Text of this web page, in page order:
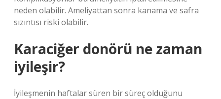
neden olabilir. Ameliyattan sonra kanama ve safra
sızıntısı riski olabilir.
Karaciğer donörü ne zaman
iyileşir?
İyileşmenin haftalar süren bir süreç olduğunu